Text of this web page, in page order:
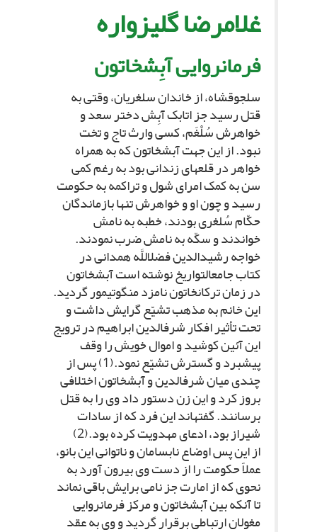
غلامرضا گلى‏زواره‏
فرمانروایى آبِش‏خاتون‏
سلجوق‏شاه، از خاندان سلغریان، وقتى به
قتل رسید جز اتابک آبِش دختر سعد و
خواهرش سُلْغَم، کسى وارث تاج و تخت
نبود. از این جهت آبش‏خاتون که به همراه
خواهر در قلعه‏اى زندانى بود به رغم کمى
سن به کمک امراى شول و تراکمه به حکومت
رسید و چون او و خواهرش تنها بازماندگان
حکّام سُلغرى بودند، خطبه به نامش
خواندند و سکّه به نامش ضرب نمودند.
خواجه رشیدالدین فضل‏اللَّه همدانى در
کتاب جامع‏التواریخ نوشته است آبش‏خاتون
در زمان ترکان‏خاتون نامزد منگوتیمور گردید.
این خانم به مذهب تشیّع گرایش داشت و
تحت تأثیر افکار شرف‏الدین ابراهیم در ترویج
این آئین کوشید و اموال خویش را وقف
پیشبرد و گسترش تشیّع نمود.(1) پس از
چندى میان شرف‏الدین و آبش‏خاتون اختلافى
بروز کرد و این زن دستور داد وى را به قتل
برسانند. گفته‏اند این فرد که از سادات
شیراز بود، ادعاى مهدویت کرده بود.(2)
از این پس اوضاع نابسامان و ناتوانى این بانو،
عملاً حکومت را از دست وى بیرون آورد به
نحوى که از امارت جز نامى برایش باقى نماند
تا آنکه بین آبش‏خاتون و مرکز فرمانروایى
مغولان ارتباطى برقرار گردید و وى به عقد